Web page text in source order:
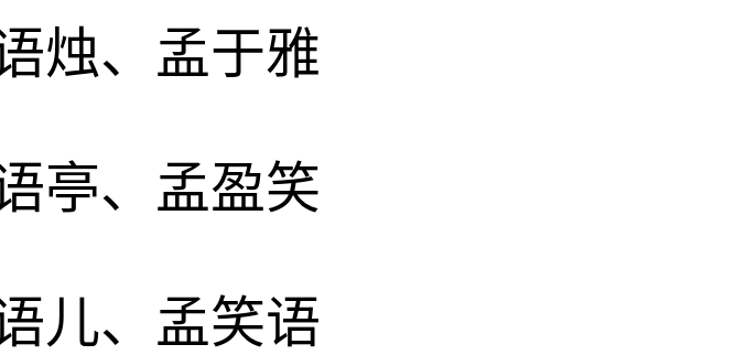
烛、孟于雅
亭、孟盈笑
儿、孟笑语